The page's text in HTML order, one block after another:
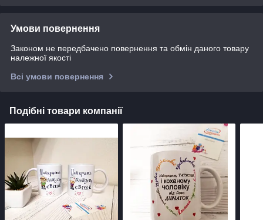
Умови повернення
Законом не передбачено повернення та обмін даного товару
належної якості
Всі умови повернення
Подібні товари компанії